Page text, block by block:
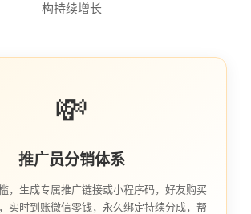
构持续增长
💸
推广员分销体系
，生成专属推广链接或小程序码，好友购买
实时到账微信零钱，永久绑定持续分成，帮